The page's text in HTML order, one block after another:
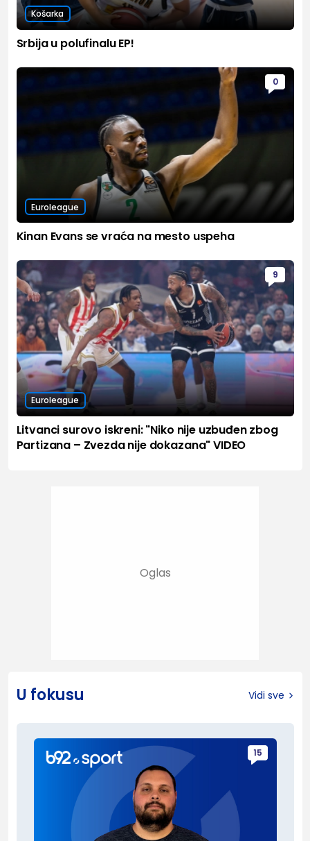
Košarka
Srbija u polufinalu EP!
0
Euroleague
Kinan Evans se vraća na mesto uspeha
9
Euroleague
Litvanci surovo iskreni: "Niko nije uzbuđen zbog
Partizana – Zvezda nije dokazana" VIDEO
U fokusu Vidi sve
15